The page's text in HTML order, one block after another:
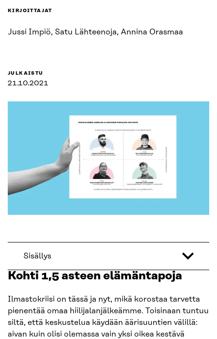
KIRJOITTAJAT
Jussi Impiö, Satu Lähteenoja, Annina Orasmaa
JULKAISTU
21.10.2021
Sisällys
Kohti 1,5 asteen elämäntapoja
Ilmastokriisi on tässä ja nyt, mikä korostaa tarvetta
pienentää omaa hiilijalanjälkeämme. Toisinaan tuntuu
siltä, että keskustelua käydään äärisuuntien välillä:
aivan kuin olisi olemassa vain yksi oikea kestävä